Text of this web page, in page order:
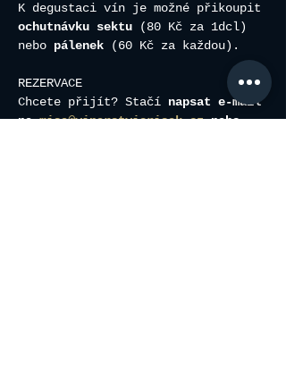
K degustaci vín je možné přikoupit
ochutnávku sektu (80 Kč za 1dcl)
nebo pálenek (60 Kč za každou).
REZERVACE
Chcete přijít? Stačí napsat e-mail
na misa@vinarstviorisek.cz nebo